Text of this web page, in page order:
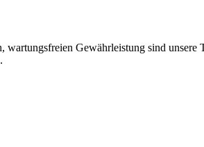
Gewährleistung sind